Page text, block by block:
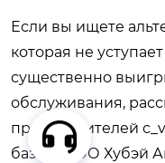
Если вы ищете
которая не
существенно
обслуживания,
производителей
базой. ООО Хубэй